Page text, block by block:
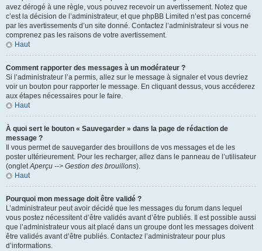
avez dérogé à une règle, vous pouvez recevoir un avertissement. Notez que
c’est la décision de l’administrateur, et que phpBB Limited n’est pas concerné
par les avertissements d’un site donné. Contactez l’administrateur si vous ne
comprenez pas les raisons de votre avertissement.
Haut
Comment rapporter des messages à un modérateur ?
Si l’administrateur l’a permis, allez sur le message à signaler et vous devriez
voir un bouton pour rapporter le message. En cliquant dessus, vous accéderez
aux étapes nécessaires pour le faire.
Haut
À quoi sert le bouton « Sauvegarder » dans la page de rédaction de
message ?
Il vous permet de sauvegarder des brouillons de vos messages et de les
poster ultérieurement. Pour les recharger, allez dans le panneau de l’utilisateur
(ongletAperçu --> Gestion des brouillons).
Haut
Pourquoi mon message doit être validé ?
L’administrateur peut avoir décidé que les messages du forum dans lequel
vous postez nécessitent d’être validés avant d’être publiés. Il est possible aussi
que l’administrateur vous ait placé dans un groupe dont les messages doivent
être validés avant d’être publiés. Contactez l’administrateur pour plus
d’informations.